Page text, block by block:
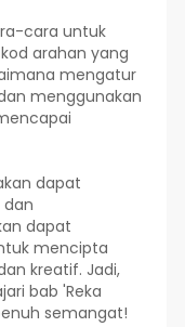
cara untuk
arahan yang
mengatur
menggunakan
dapat
dapat
mencipta
kreatif. Jadi,
bab 'Reka
semangat!